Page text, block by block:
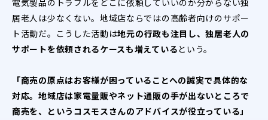
電気製品のトラブルをどこに依頼していいのか分からない独
居老人は少なくない。地域店ならではの高齢者向けのサポー
ト活動だ。こうした活動は地元の行政も注目し、独居老人の
サポートを依頼されるケースも増えているという。
「商売の原点はお客様が困っていることへの誠実で具体的な
対応。地域店は家電量販やネット通販の手が出ないところで
商売を、というコスモスさんのアドバイスが役立っている」